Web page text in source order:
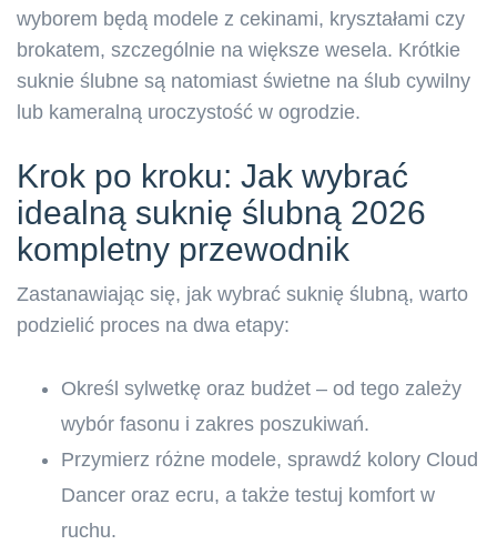
wyborem będą modele z cekinami, kryształami czy
brokatem, szczególnie na większe wesela. Krótkie
suknie ślubne są natomiast świetne na ślub cywilny
lub kameralną uroczystość w ogrodzie.
Krok po kroku: Jak wybrać
idealną suknię ślubną 2026
kompletny przewodnik
Zastanawiając się, jak wybrać suknię ślubną, warto
podzielić proces na dwa etapy:
Określ sylwetkę oraz budżet – od tego zależy
wybór fasonu i zakres poszukiwań.
Przymierz różne modele, sprawdź kolory Cloud
Dancer oraz ecru, a także testuj komfort w
ruchu.